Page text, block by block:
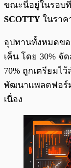
ขณะนี้อยู่ในรอบที่
SCOTTY ในราค
อุปทานทั้งหมดขอ
เค็น โดย 30% จั
70% ถูกเตรียมไ
พัฒนาแพลตฟอร์
เนื่อง